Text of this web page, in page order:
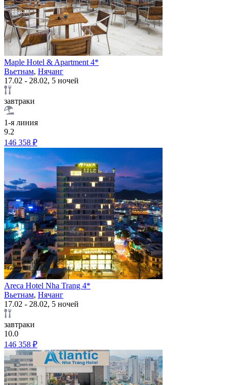
Maple Hotel & Apartment 4*
Вьетнам, Нячанг
17.02 - 28.02, 5 ночей
завтраки
1-я линия
9.2
146 358 ₽
Areca Hotel Nha Trang 4*
Вьетнам, Нячанг
17.02 - 28.02, 5 ночей
завтраки
10.0
146 358 ₽